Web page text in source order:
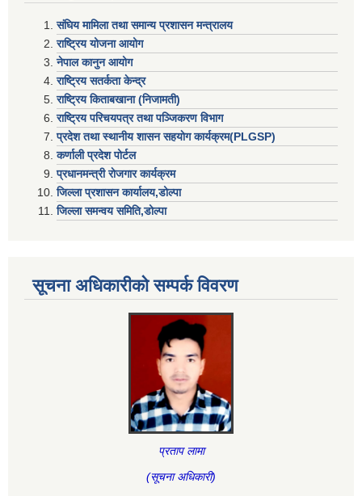
संघिय मामिला तथा समान्य प्रशासन मन्त्रालय
राष्ट्रिय योजना आयोग
नेपाल कानुन आयोग
राष्ट्रिय सतर्कता केन्द्र
राष्ट्रिय किताबखाना (निजामती)
राष्ट्रिय परिचयपत्र तथा पञ्जिकरण विभाग
प्रदेश तथा स्थानीय शासन सहयाेग कार्यक्रम(PLGSP)
कर्णाली प्रदेश पोर्टल
प्रधानमन्त्री राेजगार कार्यक्रम
जिल्ला प्रशासन कार्यालय,डोल्पा
जिल्ला समन्वय समिति,डोल्प
सूचना अधिकारीकाे सम्पर्क विवरण
प्रताप लामा
(सूचना अधिकारी)